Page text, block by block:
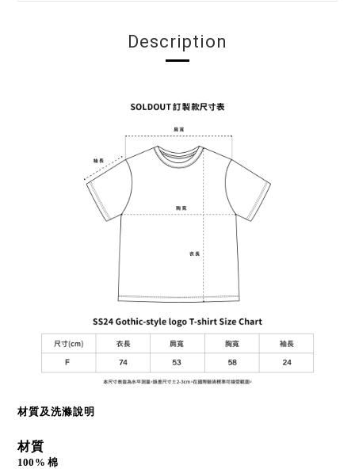
Description
材質及洗滌說明
材質
100% 棉